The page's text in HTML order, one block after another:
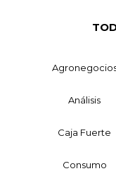
Análisis
Caja Fuerte
Consumo